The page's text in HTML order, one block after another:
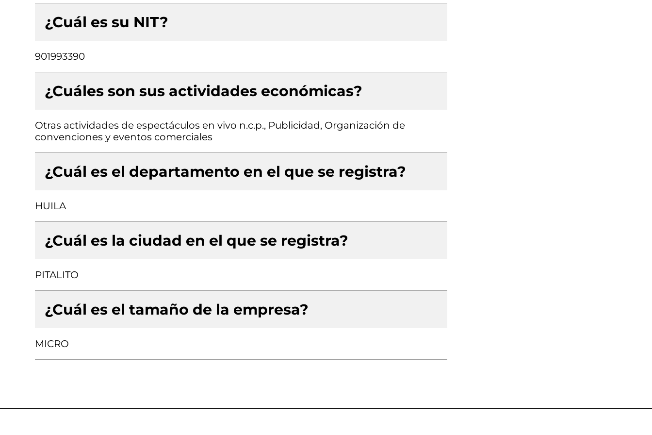
¿Cuál es su NIT?
901993390
¿Cuáles son sus actividades económicas?
Otras actividades de espectáculos en vivo n.c.p., Publicidad, Organización de
convenciones y eventos comerciales
¿Cuál es el departamento en el que se registra?
HUILA
¿Cuál es la ciudad en el que se registra?
PITALITO
¿Cuál es el tamaño de la empresa?
MICRO